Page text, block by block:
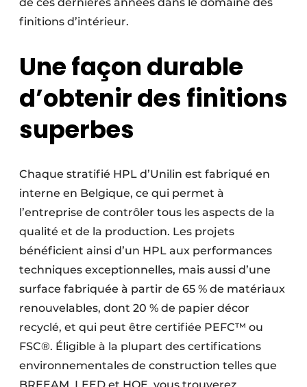
finitions d’intérieur.
Une façon durable
d’obtenir des finitions
superbes
Chaque stratifié HPL d’Unilin est fabriqué en
interne en Belgique, ce qui permet à
l’entreprise de contrôler tous les aspects de la
qualité et de la production. Les projets
bénéficient ainsi d’un HPL aux performances
techniques exceptionnelles, mais aussi d’une
surface fabriquée à partir de 65 % de matériaux
renouvelables, dont 20 % de papier décor
recyclé, et qui peut être certifiée PEFC™ ou
FSC®. Éligible à la plupart des certifications
environnementales de construction telles que